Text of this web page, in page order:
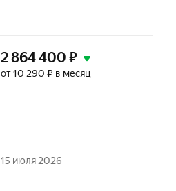
2 864 400 ₽
от 10 290 ₽ в месяц
15 июля 2026